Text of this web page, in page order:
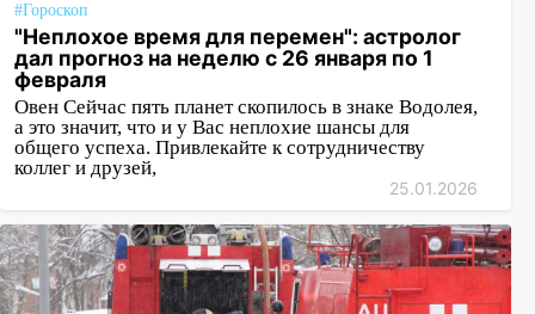
#Гороскоп
"Неплохое время для перемен": астролог
дал прогноз на неделю с 26 января по 1
февраля
Овен Сейчас пять планет скопилось в знаке Водолея,
а это значит, что и у Вас неплохие шансы для
общего успеха. Привлекайте к сотрудничеству
коллег и друзей,
25.01.2026